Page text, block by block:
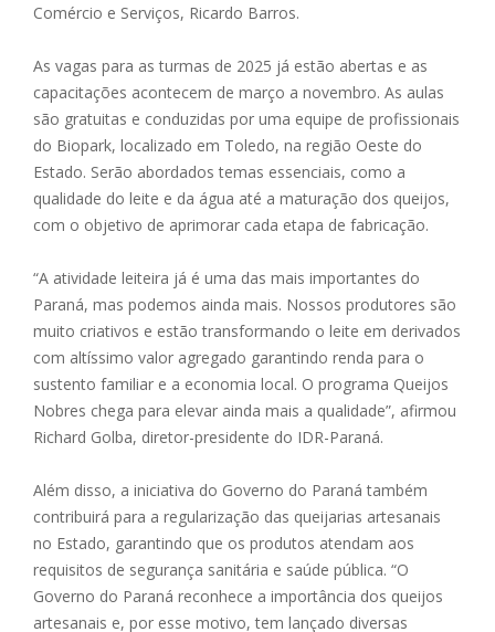
Comércio e Serviços, Ricardo Barros.
As vagas para as turmas de 2025 já estão abertas e as
capacitações acontecem de março a novembro. As aulas
são gratuitas e conduzidas por uma equipe de profissionais
do Biopark, localizado em Toledo, na região Oeste do
Estado. Serão abordados temas essenciais, como a
qualidade do leite e da água até a maturação dos queijos,
com o objetivo de aprimorar cada etapa de fabricação.
“A atividade leiteira já é uma das mais importantes do
Paraná, mas podemos ainda mais. Nossos produtores são
muito criativos e estão transformando o leite em derivados
com altíssimo valor agregado garantindo renda para o
sustento familiar e a economia local. O programa Queijos
Nobres chega para elevar ainda mais a qualidade”, afirmou
Richard Golba, diretor-presidente do IDR-Paraná.
Além disso, a iniciativa do Governo do Paraná também
contribuirá para a regularização das queijarias artesanais
no Estado, garantindo que os produtos atendam aos
requisitos de segurança sanitária e saúde pública. “O
Governo do Paraná reconhece a importância dos queijos
artesanais e, por esse motivo, tem lançado diversas